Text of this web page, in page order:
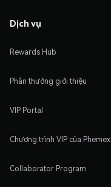
Dịch vụ
Rewards Hub
Phần thưởng giới thiệu
VIP Portal
Chương trình VIP của Phemex
Collaborator Program